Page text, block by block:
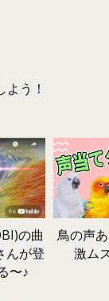
う！
の曲
んが登
〜♪
鳥の声
激ム